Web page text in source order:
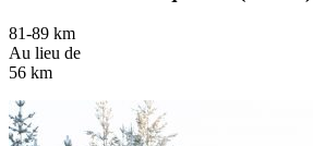
81-89 km
Au lieu de
56 km